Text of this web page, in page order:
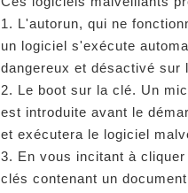
1. L'autorun, qui ne
un logiciel s'exécute
dangereux et désactivé sur
2. Le boot sur la clé. Un
est introduite avant le
et exécutera le logiciel
3. En vous incitant à
clés contenant un